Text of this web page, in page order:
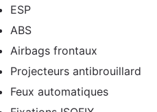
ESP
ABS
Airbags frontaux
Projecteurs antibrouillard
Feux automatiques